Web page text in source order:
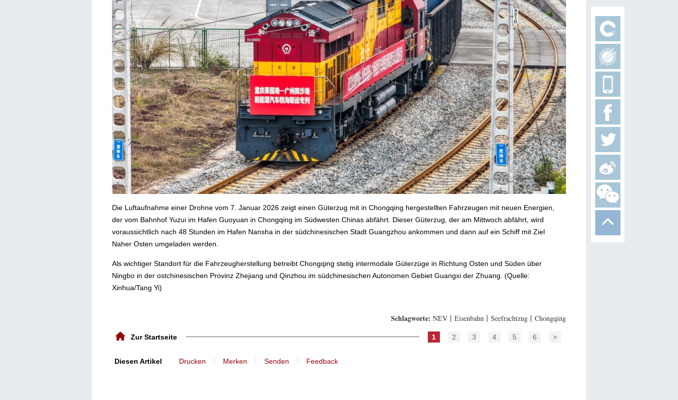
Die Luftaufnahme einer Drohne vom 7. Januar 2026 zeigt einen Güterzug mit in Chongqing hergestellten Fahrzeugen mit neuen Energien,
der vom Bahnhof Yuzui im Hafen Guoyuan in Chongqing im Südwesten Chinas abfährt. Dieser Güterzug, der am Mittwoch abfährt, wird
voraussichtlich nach 48 Stunden im Hafen Nansha in der südchinesischen Stadt Guangzhou ankommen und dann auf ein Schiff mit Ziel
Naher Osten umgeladen werden.
Als wichtiger Standort für die Fahrzeugherstellung betreibt Chongqing stetig intermodale Güterzüge in Richtung Osten und Süden über
Ningbo in der ostchinesischen Provinz Zhejiang und Qinzhou im südchinesischen Autonomen Gebiet Guangxi der Zhuang. (Quelle:
Xinhua/Tang Yi)
Schlagworte: NEV丨Eisenbahn丨Seefrachtzug丨Chongqing
1 2 3 4 5 6 >
Zur Startseite
Diesen Artikel Drucken Merken Senden Feedback